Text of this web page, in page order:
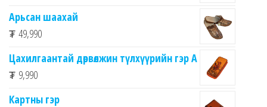
Арьсан шаахай
₮ 49,990
Цахилгаантай дөрвөлжин түлхүүрийн гэр А
₮ 9,990
Картны гэр